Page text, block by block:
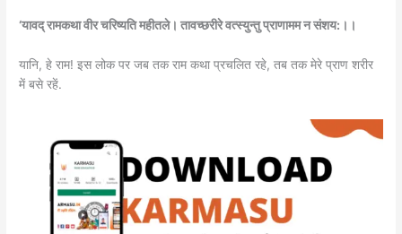
‘यावद् रामकथा वीर चरिष्यति महीतले। तावच्छरीरे वत्स्युन्तु प्राणामम न संशय:।।
यानि, हे राम! इस लोक पर जब तक राम कथा प्रचलित रहे, तब तक मेरे प्राण शरीर
में बसे रहें.